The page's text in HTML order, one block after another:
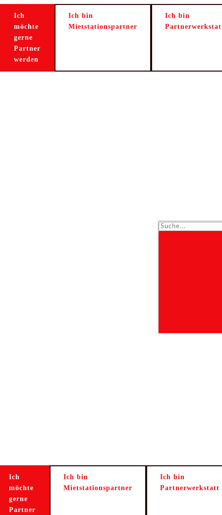
Ich
möchte
gerne
Partner
werden
Ich bin
Mietstationspartner
Ich bin
Suche...
Ich
möchte
gerne
Partner
Ich bin
Mietstationspartner
Ich bin
Partnerwerkstatt